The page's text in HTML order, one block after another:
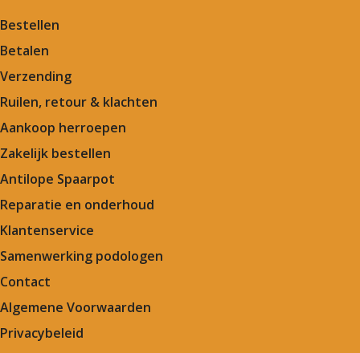
Bestellen
Betalen
Verzending
Ruilen, retour & klachten
Aankoop herroepen
Zakelijk bestellen
Antilope Spaarpot
Reparatie en onderhoud
Klantenservice
Samenwerking podologen
Contact
Algemene Voorwaarden
Privacybeleid